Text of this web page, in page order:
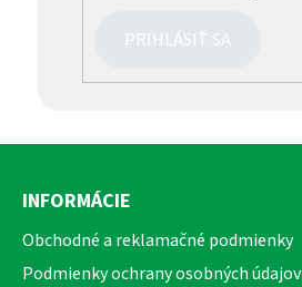
PRIHLÁSIŤ SA
Z
INFORMÁCIE
Obchodné a reklamačné podmienky
Podmienky ochrany osobných údajov